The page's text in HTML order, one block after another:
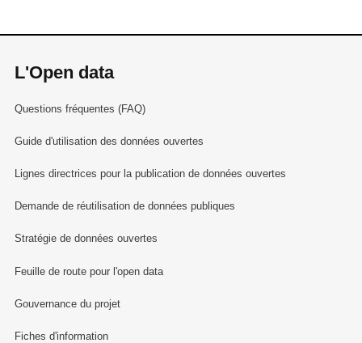
L'Open data
Questions fréquentes (FAQ)
Guide d'utilisation des données ouvertes
Lignes directrices pour la publication de données ouvertes
Demande de réutilisation de données publiques
Stratégie de données ouvertes
Feuille de route pour l'open data
Gouvernance du projet
Fiches d'information